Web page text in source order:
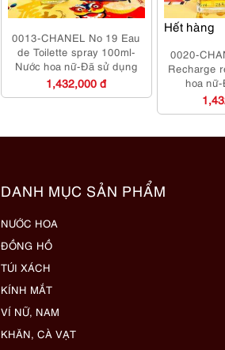
0013-CHANEL No 19 Eau
de Toilette spray 100ml-
Nước hoa nữ-Đã sử dụng
1,432,000 đ
Hết hàng
0020-
Recharge
hoa
DANH MỤC SẢN PHẨM
NƯỚC HOA
ĐỒNG HỒ
TÚI XÁCH
KÍNH MẮT
VÍ NỮ, NAM
KHĂN, CÀ VẠT